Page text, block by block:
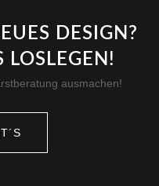
DESIGN?
LOSLEGEN!
ausmachen!